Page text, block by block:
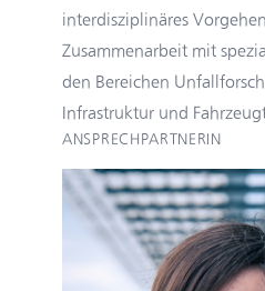
interdisziplinäres
Zusammenarbeit mit
den Bereichen
Infrastruktur und
ANSPRECHPARTNERIN